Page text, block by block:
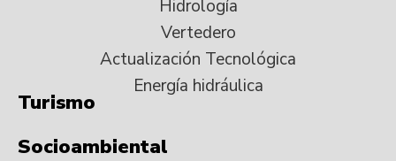
Hidrología
Vertedero
Actualización Tecnológica
Energía hidráulica
Turismo
Socioambiental